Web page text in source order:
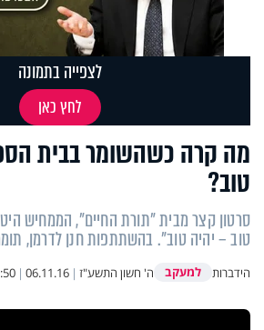
מה קרה כשהשומר בבית
טוב?
סרטון קצר מבית "תורת החיים", הממחיש
טוב – יהיה טוב". בהשתתפות חנן לדרמן,
הידברות למעקב ה' חשון התשע"ז |
06.11.16
|
לצפייה בתמונה
לחץ כאן